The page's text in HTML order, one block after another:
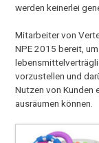
werden keinerlei
Mitarbeiter von
NPE 2015 bereit,
vorzustellen und
Nutzen von Kunden
ausräumen können.